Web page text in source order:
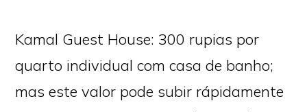
Kamal Guest House: 300 rupias por
quarto individual com casa de banho;
mas este valor pode subir rápidamente